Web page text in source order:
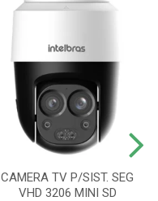
CAMERA TV P/SIST. SEG
VHD 3206 MINI SD